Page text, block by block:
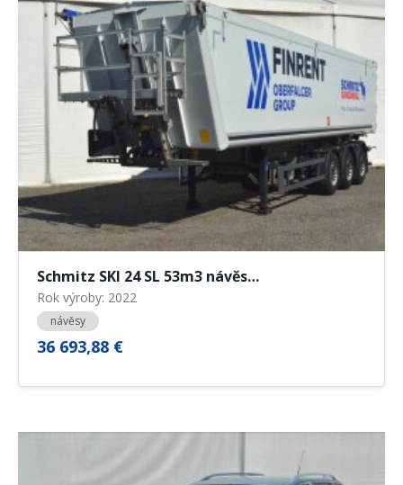
Schmitz SKI 24 SL 53m3 návěs…
Rok výroby: 2022
návěsy
36 693,88 €